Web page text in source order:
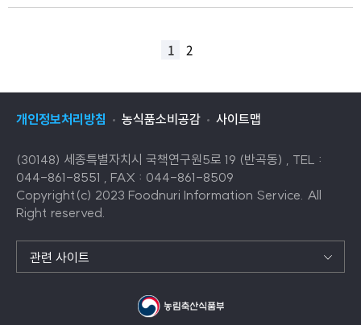
1 2
개인정보처리방침 농식품소비공감 사이트맵
(30148) 세종특별자치시 국책연구원5로 19 (반곡동) , TEL :
044-861-8551 , FAX : 044-861-8509
Copyright(c) 2023 Foodnuri Information Service. All
Right reserved.
관련 사이트